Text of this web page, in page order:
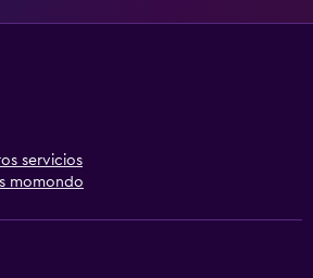
servicios
momondo